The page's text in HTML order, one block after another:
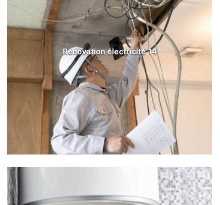
Rénovation électricité 14